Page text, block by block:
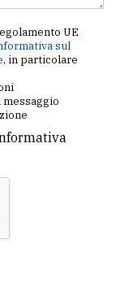
UE
sul
, in particolare